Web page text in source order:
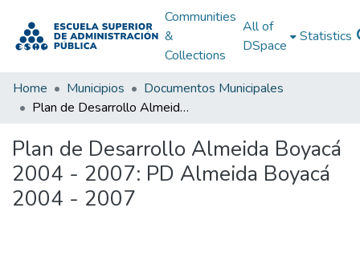
Communities
&
Collections
All of
DSpace
Statistics
Home Municipios
Documentos Municipales
Plan de Desarrollo Almeida Boyacá 2004 - 2007: PD Almeida Boyacá 2004 - 2007
Plan de Desarrollo Almeida Boyacá
2004 - 2007: PD Almeida Boyacá
2004 - 2007